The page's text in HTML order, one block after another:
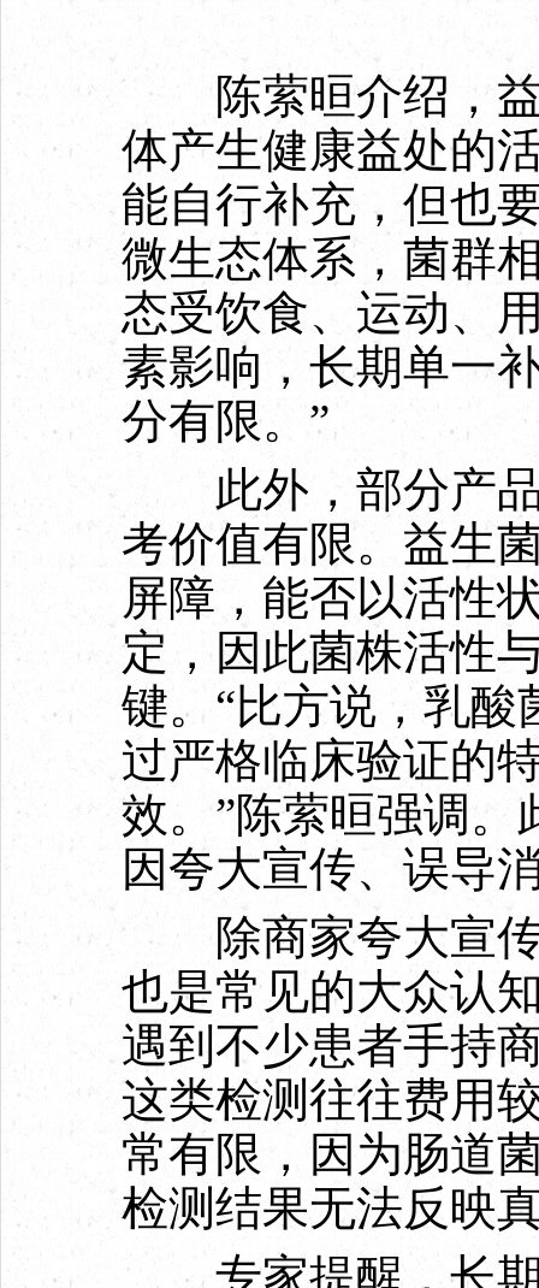
陈萦晅介绍，益
体产生健康益处的
能自行补充，但也
微生态体系，菌群
态受饮食、运动、
素影响，长期单一
分有限。”
此外，部分产品
考价值有限。益生
屏障，能否以活性
定，因此菌株活性
键。“比方说，乳
过严格临床验证的
效。”陈萦晅强调
因夸大宣传、误导
除商家夸大宣传
也是常见的大众认
遇到不少患者手持
这类检测往往费用
常有限，因为肠道
检测结果无法反映
专家提醒，长期